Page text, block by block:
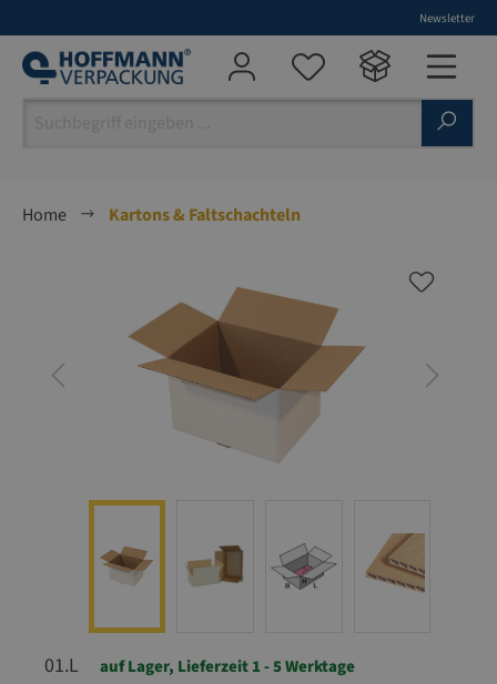
Newsletter
Home
Kartons & Faltschachteln
01.L auf Lager, Lieferzeit 1 - 5 Werktage